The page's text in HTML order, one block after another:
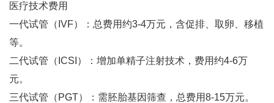
医疗技术费用‌
一代试管（IVF）‌：总费用约3-4万元，含促排、取卵、移植
等‌。
二代试管（ICSI）‌：增加单精子注射技术，费用约4-6万
元‌。
三代试管（PGT）‌：需胚胎基因筛查，总费用8-15万元‌。